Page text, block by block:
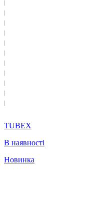
TUBEX
В наявності
Новинка